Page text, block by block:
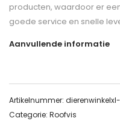
producten, waardoor er
goede service en snelle
Aanvullende informatie
Artikelnummer:
Categorie: Roofvis